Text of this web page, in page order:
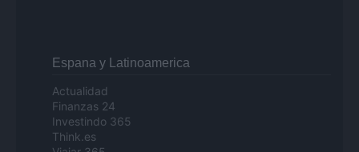
Espana y Latinoamerica
Actualidad
Finanzas 24
Investindo 365
Think.es